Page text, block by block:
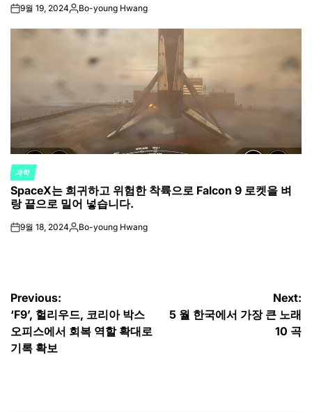
on9월 19, 2024Posted
Bo-young Hwang
POSTED
IN
과학
SpaceX는 희귀하고 위험한 착륙으로 Falcon 9 로켓을 벼
랑 끝으로 밀어 넣습니다.
on9월 18, 2024Posted
Bo-young Hwang
글
탐
색
Previous:
‘F9’, 헐리우드, 코리아 박스
오피스에서 회복 역할 확대로
기록 확보
Next:
5 월 한국에서 가장 큰 노래
10 곡